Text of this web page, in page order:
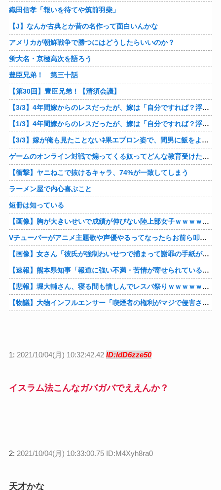
織田信孝「報いを待てや筑前羽柴」
【J】なんか古典とか昔の名作って面白いんかな
アメリカが朝鮮戦争で勝つにはどうしたらいいのか？
蛍大名・京極高次を語ろう
豊臣兄弟！ 第三十話
【第30回】豊臣兄弟！【清須会議】
【3/3】4年間嫁からのレスだったが、嫁は「自分ですれば？浮気したら慰謝料貰うから！」と。でも急に子供が欲しいと迫ってきたと思ったら妊娠してたｗ 俺の方が慰謝料貰えそうだな♪
【1/3】4年間嫁からのレスだったが、嫁は「自分ですれば？浮気したら慰謝料貰うから！」と。でも急に子供が欲しいと迫ってきたと思ったら妊娠してたｗ 俺の方が慰謝料貰えそうだな♪
【3/3】嫁が俺も見たことないﾈ果エプロン姿で、間男に飯をよそってるところに遭遇！当然別れたが、家に戻るとせせこと元嫁掃除してたｗ「裸エプロンで掃除しろよ」と言ってやったわｗ
ゲームのオンライン対戦で煽ってくる奴ってどんな教育受けたんや
【衝撃】ヤニねこで抜けるキャラ、74%が一致してしまう
ラーメン屋で内心喜ぶこと
短冊は知っている
【画像】胸が大きいせいで成績が伸びない陸上部女子ｗｗｗｗｗｗｗｗｗｗｗｗ
Vチューバーがアニメ主題歌や声優やるってなったらお前ら叩くけどさ……他
【画像】女さん「彼氏が強制わいせつで捕まって謝罪の手紙が来た」ﾊﾟｼｬｯ他
【速報】熊本県知事「報道に強い不満・苦情が寄せられている」→TBSの報道特集がまさにそれな件他
【悲報】堀大輔さん、寝る間も惜しんでレスバ祭りｗｗｗｗｗｗｗｗｗｗｗｗｗｗｗｗｗｗｗｗｗｗｗｗ他
【物議】大物インフルエンサー「喫煙者の権利がマジで侵害されてる。いくら税金払ってるんだ」他
1: 2021/10/04(月) 10:32:42.42 ID:IdD6zze50
イスラム法こんなガバガバでええんか？
2: 2021/10/04(月) 10:33:00.75 ID:M4Xyh8ra0
天才かな